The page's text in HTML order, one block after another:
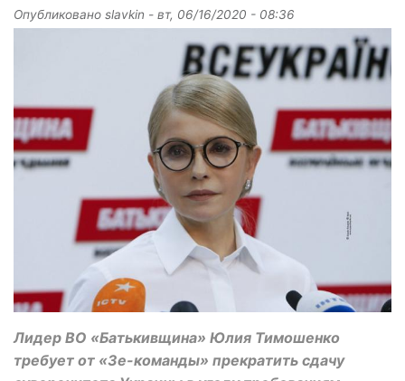
Опубликовано slavkin - вт, 06/16/2020 - 08:36
Лидер ВО «Батькивщина» Юлия Тимошенко
требует от «Зе-команды» прекратить сдачу